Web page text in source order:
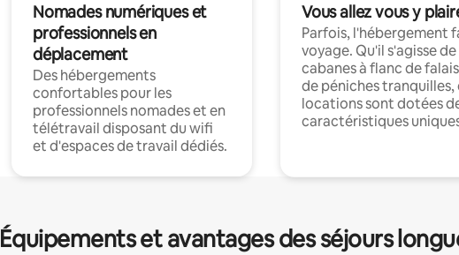
Nomades numériques et
professionnels en
déplacement
Des hébergements
confortables pour les
professionnels nomades et en
télétravail disposant du wifi
et d'espaces de travail dédiés.
Vous allez vous y
Parfois, l'hébergement
voyage. Qu'il s'agisse de
cabanes à flanc de
de péniches tranquilles,
locations sont dotées
caractéristiques
Équipements et avantages des séjours